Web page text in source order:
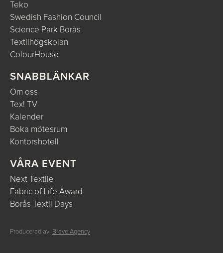
Teko
Swedish Fashion Council
Science Park Borås
Textilhögskolan
ColourHouse
SNABBLÄNKAR
Om oss
Tex! TV
Kalender
Boka mötesrum
Kontorshotell
VÅRA EVENT
Next Textile
Fabric of Life Award
Borås Textil Days
Producerad av: Brave Agency